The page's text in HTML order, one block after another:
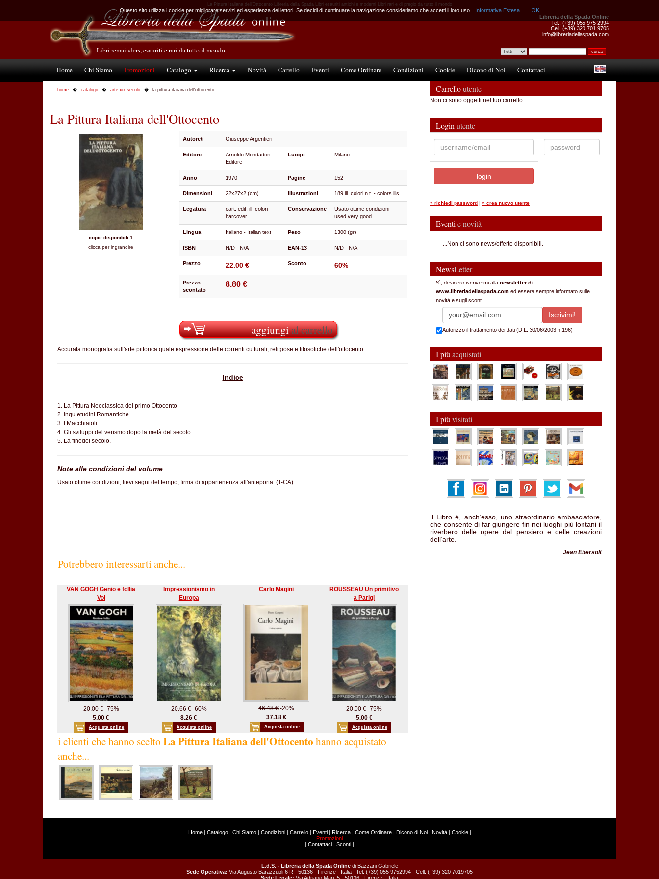
La Pittura Italiana dell'Ottocento Libreria della Spada Libri esauriti antichi e moderni Libri rari e di pregio da tutto il mondo
Libreria della Spada Online
Tel.: (+39) 055 975 2994
Cell. (+39) 320 701 9705
info@libreriadellaspada.com
Libri remainders, esauriti e rari da tutto il mondo
Home Chi Siamo Promozioni Catalogo Ricerca Novità Carrello Eventi Come Ordinare Condizioni Cookie Dicono di Noi Contattaci
home catalogo arte xix secolo la pittura italiana dell'ottocento
La Pittura Italiana dell'Ottocento
copie disponibili 1
clicca per ingrandire
Autore/i Giuseppe Argentieri
Editore
Arnoldo Mondadori
Editore
Luogo Milano
Anno 1970 Pagine 152
Dimensioni 22x27x2 (cm) Illustrazioni 189 ill. colori n.t. - colors ills.
Legatura
cart. edit. ill. colori -
harcover
Conservazione
Usato ottime condizioni -
used very good
Lingua Italiano - Italian text Peso 1300 (gr)
ISBN N/D - N/A EAN-13 N/D - N/A
Prezzo 22.00 € Sconto 60%
Prezzo
scontato
8.80 €
aggiungial carrello
Accurata monografia sull'arte pittorica quale espressione delle correnti culturali, religiose e filosofiche dell'ottocento.
Indice
1. La Pittura Neoclassica del primo Ottocento
2. Inquietudini Romantiche
3. I Macchiaioli
4. Gli sviluppi del verismo dopo la metà del secolo
5. La finedel secolo.
Note alle condizioni del volume
Usato ottime condizioni, lievi segni del tempo, firma di appartenenza all'anteporta. (T-CA)
Potrebbero interessarti anche...
VAN GOGH Genio e follia
Vol
20.00 €-75%
5.00 €
Acquista online
Impressionismo in
Europa
20.66 €-60%
8.26 €
Acquista online
Carlo Magini
46.48 €-20%
37.18 €
Acquista online
ROUSSEAU Un primitivo
a Parigi
20.00 €-75%
5.00 €
Acquista online
i clienti che hanno scelto La Pittura Italiana dell'Ottocento hanno acquistato
anche...
Carrelloutente
Non ci sono oggetti nel tuo carrello
Login utente
» richiedi password | » crea nuovo utente
Eventi e novità
...Non ci sono news/offerte disponibili.
NewsLetter
Sì, desidero iscrivermi alla newsletter di
www.libreriadellaspada.com ed essere sempre informato sulle
novità e sugli sconti.
Autorizzo il trattamento dei dati (D.L. 30/06/2003 n.196)
I più acquistati
I più visitati
Il Libro è, anch’esso, uno straordinario ambasciatore,
che consente di far giungere fin nei luoghi più lontani il
riverbero delle opere del pensiero e delle creazioni
dell’arte.
Jean Ebersolt
Home| Catalogo| Chi Siamo| Condizioni| Carrello| Eventi| Ricerca| Come Ordinare | Dicono di Noi| Novità| Cookie|
Promozioni
| Contattaci | Sconti |
L.d.S. - Libreria della Spada Online di Bazzani Gabriele
Sede Operativa: Via Augusto Barazzuoli 6 R - 50136 - Firenze - Italia | Tel. (+39) 055 9752994 - Cell. (+39) 320 7019705
Sede Legale: Via Adriano Mari, 5 - 50136 - Firenze - Italia
Questo sito utilizza i cookie per migliorare servizi ed esperienza dei lettori. Se decidi di continuare la navigazione consideriamo che accetti il loro uso. Informativa Estesa OK